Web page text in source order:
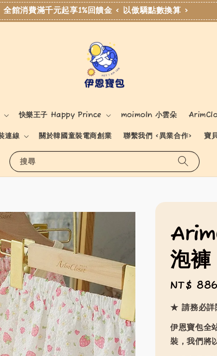
全館消費滿千元起享1%回饋金 < 以傲驕點數換算 >
搜尋
快樂王子 Happy Prince moimoln 小雲朵
連線 關於韓國童裝電商創業 聯繫我們 <異業合作> 寶
泡褲
Regular
price
NT$ 886
★ 請務必詳
伊恩寶包全
裝，我們將